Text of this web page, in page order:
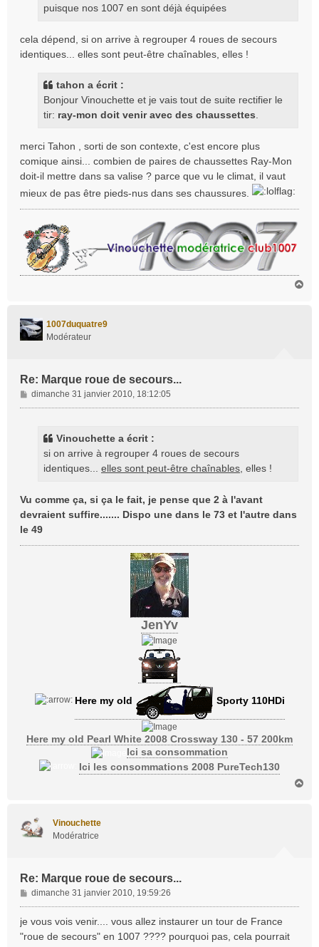
puisque nos 1007 en sont déjà équipées
cela dépend, si on arrive à regrouper 4 roues de secours
identiques... elles sont peut-être chaînables, elles !
tahon a écrit :
Bonjour Vinouchette et je vais tout de suite rectifier le
tir: ray-mon doit venir avec des chaussettes.
merci Tahon , sorti de son contexte, c'est encore plus
comique ainsi... combien de paires de chaussettes Ray-Mon
doit-il mettre dans sa valise ? parce que vu le climat, il vaut
mieux de pas être pieds-nus dans ses chaussures.
1007duquatre9
Modérateur
Re: Marque roue de secours...
M
e
dimanche 31 janvier 2010, 18:12:05
Vinouchette a écrit :
si on arrive à regrouper 4 roues de secours
identiques... elles sont peut-être chaînables, elles !
Vu comme ça, si ça le fait, je pense que 2 à l'avant
devraient suffire....... Dispo une dans le 73 et l'autre dans
le 49
JenYv
Here my old Sporty 110HDi
Here my old Pearl White 2008 Crossway 130 - 57 200km
Ici sa consommation
Ici les consommations 2008 PureTech130
Vinouchette
Modératrice
Re: Marque roue de secours...
M
e
s
a
dimanche 31 janvier 2010, 19:59:26
je vous vois venir.... vous allez instaurer un tour de France
"roue de secours" en 1007 ???? pourquoi pas, cela pourrait